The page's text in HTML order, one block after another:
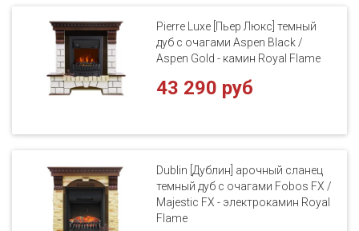
Pierre Luxe [Пьер Люкс] темный
дуб с очагами Aspen Black /
Aspen Gold - камин Royal Flame
43 290 руб
Dublin [Дублин] арочный сланец
темный дуб с очагами Fobos FX /
Majestic FX - электрокамин Royal
Flame